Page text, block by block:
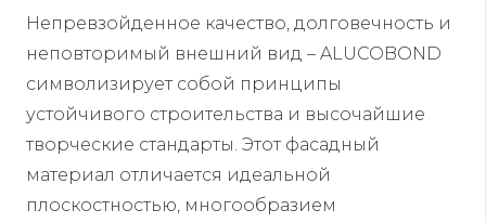
Непревзойденное качество, долговечность и
неповторимый внешний вид – ALUCOBOND
символизирует собой принципы
устойчивого строительства и высочайшие
творческие стандарты. Этот фасадный
материал отличается идеальной
плоскостностью, многообразием